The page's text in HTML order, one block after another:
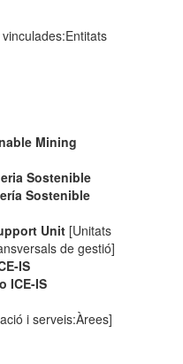
Mining
Sostenible
Sostenible
Unit [Unitats
de gestió]
IS
ICE-IS
i serveis:Àrees]